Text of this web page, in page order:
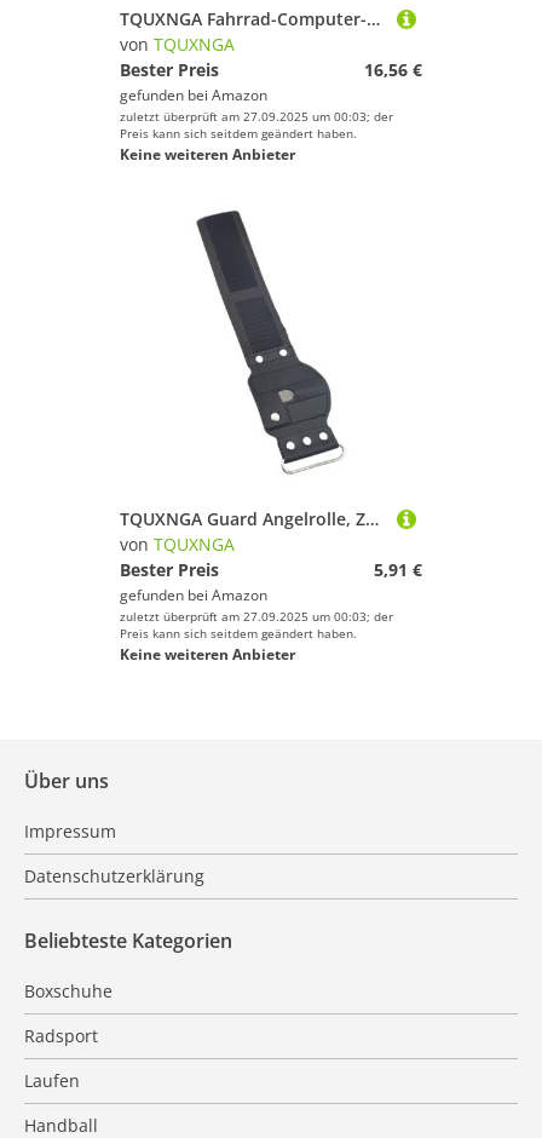
TQUXNGA Fahrrad-Computer-Halterung, Stoppuhren, Tachometer-Halterung, multifunktionaler Halter zur Verbesserung des Fahrrads, sichere Fahrradcomputer-Erweiterungshalterungen
von TQUXNGA
Bester Preis
16,56 €
gefunden bei Amazon
zuletzt überprüft am 27.09.2025 um 00:03; der
Preis kann sich seitdem geändert haben.
Keine weiteren Anbieter
TQUXNGA Guard Angelrolle, Zubehör, waschbar, Handgelenkschutz, Angelrolle, Handgelenkschlaufe, verstellbar, verstellbar, Angelausrüstungsgurt
von TQUXNGA
Bester Preis
5,91 €
gefunden bei Amazon
zuletzt überprüft am 27.09.2025 um 00:03; der
Preis kann sich seitdem geändert haben.
Keine weiteren Anbieter
Über uns
Impressum
Datenschutzerklärung
Beliebteste Kategorien
Boxschuhe
Radsport
Laufen
Handball